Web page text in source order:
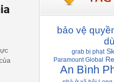
bảo vệ
grab bị phạt
Paramount Global
An Bình